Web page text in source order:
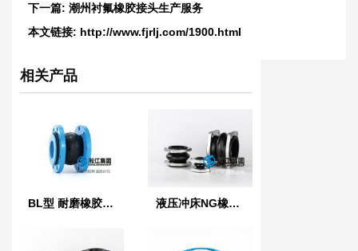
下一篇: 潮州衬氟橡胶接头生产服务
本文链接: http://www.fjrlj.com/1900.html
相关产品
BL型 耐磨橡胶软连接 液压冲床NG橡胶软连接